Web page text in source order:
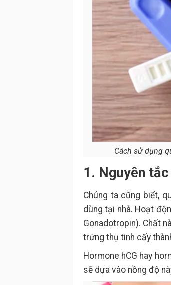
Cách sử dụng
1. Nguyên
Chúng ta cũng biết,
dùng tại nhà. Hoạt
Gonadotropin). Chất
trứng thụ tinh cấy
Hormone hCG hay
sẽ dựa vào nồng độ